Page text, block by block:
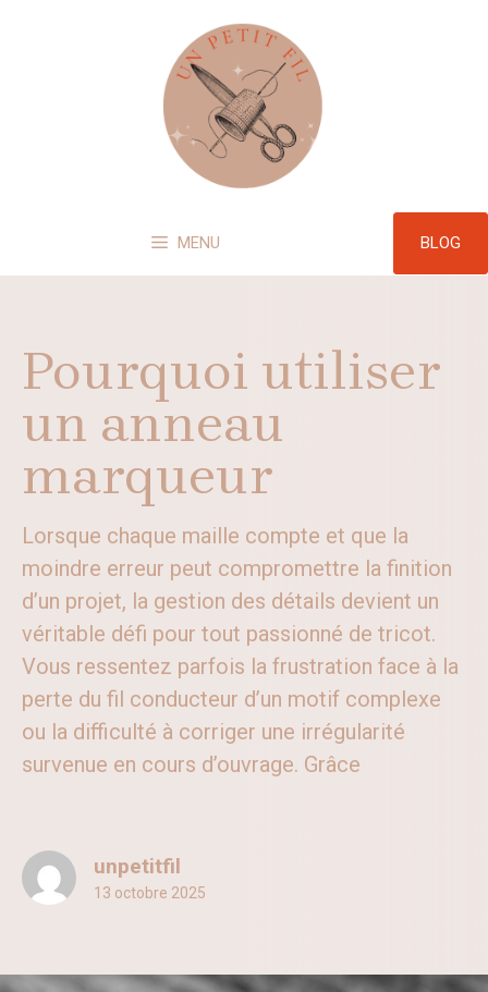
MENU BLOG
Pourquoi utiliser
un anneau
marqueur
Lorsque chaque maille compte et que la
moindre erreur peut compromettre la finition
d’un projet, la gestion des détails devient un
véritable défi pour tout passionné de tricot.
Vous ressentez parfois la frustration face à la
perte du fil conducteur d’un motif complexe
ou la difficulté à corriger une irrégularité
survenue en cours d’ouvrage. Grâce
unpetitfil
13 octobre 2025